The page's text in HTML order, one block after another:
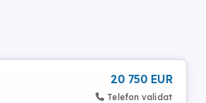
20 750 EUR
Telefon validat